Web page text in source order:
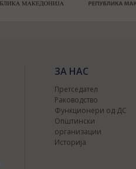
ЗА НАС
Претседател
Раководство
Функционери од ДС
Општински
организации
Историја